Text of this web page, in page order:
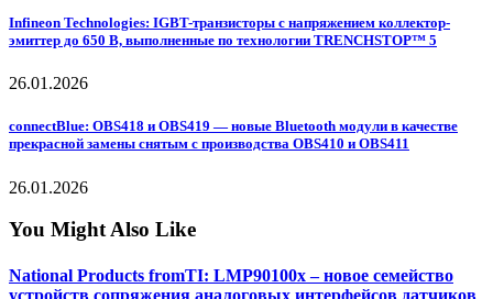
Infineon Technologies: IGBT-транзисторы с напряжением коллектор-
эмиттер до 650 В, выполненные по технологии TRENCHSTOP™ 5
26.01.2026
connectBlue: OBS418 и OBS419 — новые Bluetooth модули в качестве
прекрасной замены снятым с производства OBS410 и OBS411
26.01.2026
You Might Also Like
National Products fromTI: LMP90100x – новое семейство
устройств сопряжения аналоговых интерфейсов датчиков